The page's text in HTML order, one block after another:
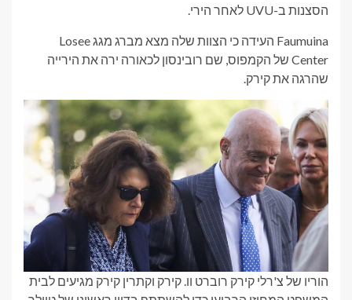
הסצנות ב-UVU לאחר הירי.
Faumuina העידה כי הצוות שלה מצא מברג מגג Losee
Center של הקמפוס, שם רובינסון לכאורה ירה את הירייה
שהרגה את קירק.
הוריו של צ'רלי קירק רוברט וו. קירק וקתרין קירק מגיעים לבית